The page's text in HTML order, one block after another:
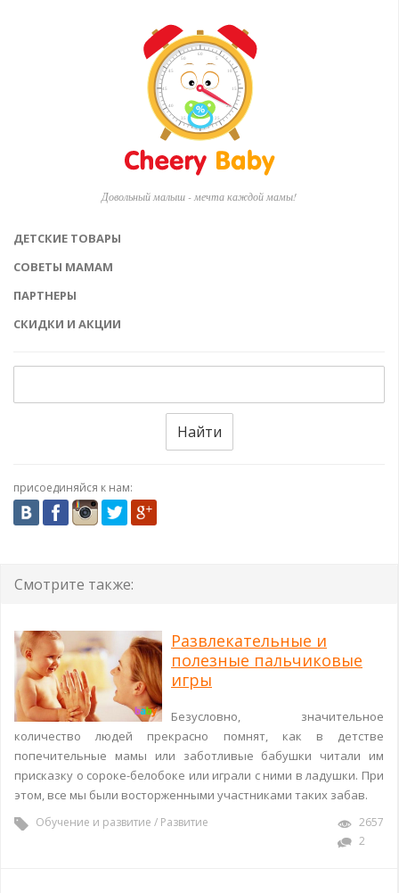
Довольный малыш - мечта каждой мамы!
ДЕТСКИЕ ТОВАРЫ
СОВЕТЫ МАМАМ
ПАРТНЕРЫ
СКИДКИ И АКЦИИ
Найти
присоединяйся к нам:
Смотрите также:
Развлекательные и
полезные пальчиковые
игры
Безусловно, значительное
количество людей прекрасно помнят, как в детстве
попечительные мамы или заботливые бабушки читали им
присказку о сороке-белобоке или играли с ними в ладушки. При
этом, все мы были восторженными участниками таких забав.
Обучение и развитие / Развитие
2657
2